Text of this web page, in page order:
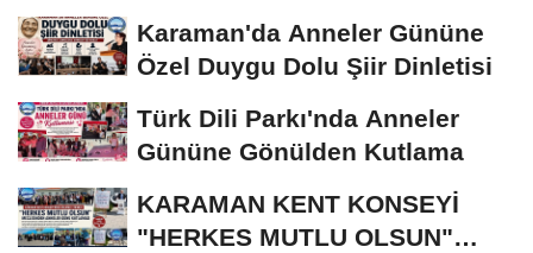
Karaman'da Anneler Gününe
Özel Duygu Dolu Şiir Dinletisi
Türk Dili Parkı'nda Anneler
Gününe Gönülden Kutlama
KARAMAN KENT KONSEYİ
"HERKES MUTLU OLSUN"